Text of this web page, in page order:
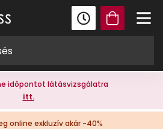
időpontot látásvizsgálatra
itt.
online exkluzív akár -40%